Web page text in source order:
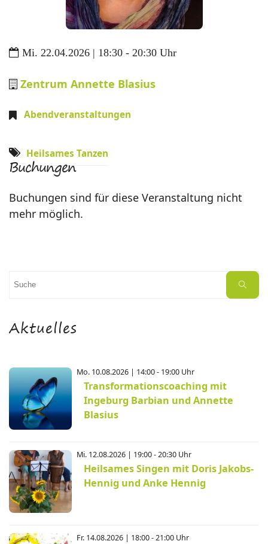
Mi. 22.04.2026 | 18:30 - 20:30 Uhr
Zentrum Annette Blasius
Abendveranstaltungen
Heilsames Tanzen
Buchungen
Buchungen sind für diese Veranstaltung nicht
mehr möglich.
Suchen
Suche
Aktuelles
Mo. 10.08.2026 | 14:00 - 19:00 Uhr
Transformationscoaching mit
Ingeburg Barbian und Annette
Blasius
Mi. 12.08.2026 | 19:00 - 20:30 Uhr
Heilsames Singen mit Doris Jakobs-
Hennig und Anke Hennig
Fr. 14.08.2026 | 18:00 - 21:00 Uhr